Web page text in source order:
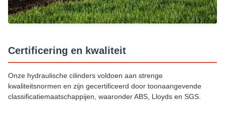
Certificering en kwaliteit
Onze hydraulische cilinders voldoen aan strenge
kwaliteitsnormen en zijn gecertificeerd door toonaangevende
classificatiemaatschappijen, waaronder ABS, Lloyds en SGS.